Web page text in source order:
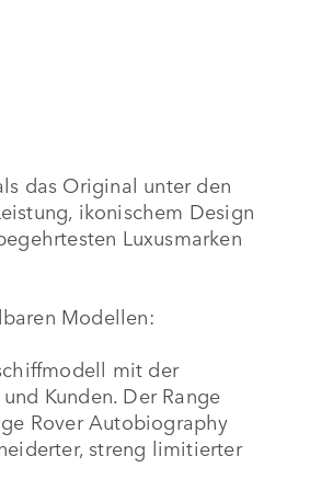
das Original unter den
ikonischem Design
Luxusmarken
Modellen:
mit der
Kunden. Der Range
Rover Autobiography
streng limitierter